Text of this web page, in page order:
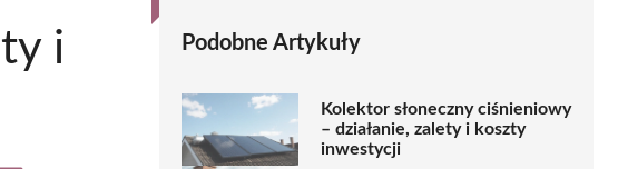
i
Podobne Artykuły
Kolektor słoneczny ciśnieniowy
– działanie, zalety i koszty
inwestycji